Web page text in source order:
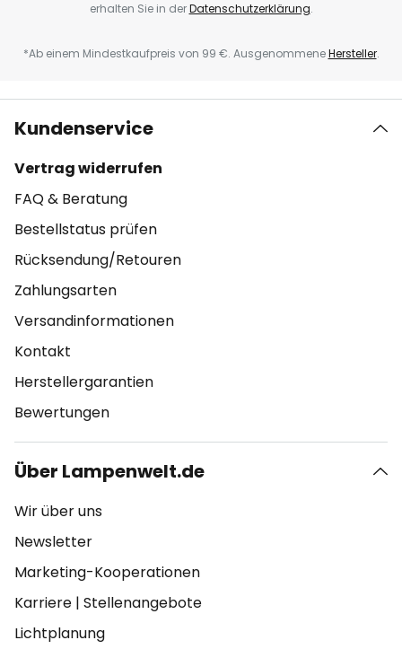
erhalten Sie in derDatenschutzerklärung.
*Ab einem Mindestkaufpreis von 99 €. AusgenommeneHersteller.
Kundenservice
Vertrag widerrufen
FAQ & Beratung
Bestellstatus prüfen
Rücksendung/Retouren
Zahlungsarten
Versandinformationen
Kontakt
Herstellergarantien
Bewertungen
Über Lampenwelt.de
Wir über uns
Newsletter
Marketing-Kooperationen
Karriere | Stellenangebote
Lichtplanung